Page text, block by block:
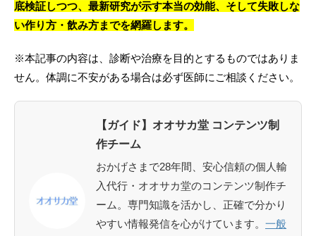
底検証しつつ、最新研究が示す本当の効能、そして失敗しな
い作り方・飲み方までを網羅します。
※本記事の内容は、診断や治療を目的とするものではありま
せん。体調に不安がある場合は必ず医師にご相談ください。
【ガイド】オオサカ堂 コンテンツ制
作チーム
おかげさまで28年間、安心信頼の個人輸
入代行・オオサカ堂のコンテンツ制作チ
ーム。専門知識を活かし、正確で分かり
やすい情報発信を心がけています。 一般